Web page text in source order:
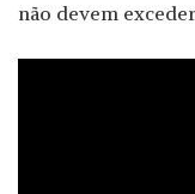
não devem